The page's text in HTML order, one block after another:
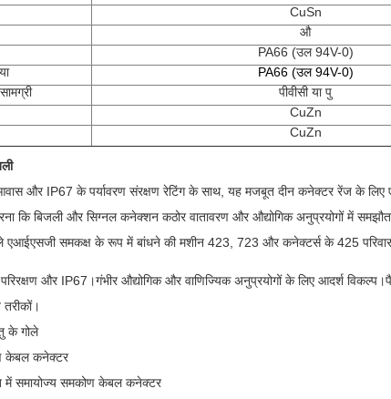
CuSn
औ
PA66 (उल 94V-0)
PA66 (उल 94V-0)
पीवीसी या पु
CuZn
CuZn
और IP67 के पर्यावरण संरक्षण रेटिंग के साथ, यह मजबूत दीन कनेक्टर रेंज के लिए
कि बिजली और सिग्नल कनेक्शन कठोर वातावरण और औद्योगिक अनुप्रयोगों में
एआईएसजी समकक्ष के रूप में बांधने की मशीन 423, 723 और कनेक्टर्स के 425 परिवार
और IP67।गंभीर औद्योगिक और वाणिज्यिक अनुप्रयोगों के लिए आदर्श
के गोले
केबल कनेक्टर
में समायोज्य समकोण केबल कनेक्टर